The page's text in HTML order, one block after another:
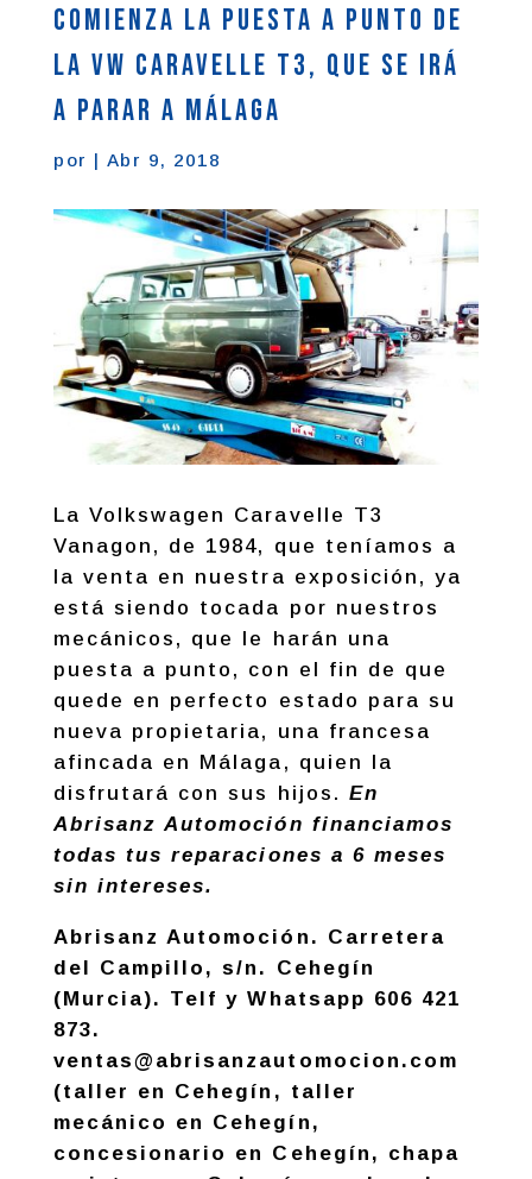
Comienza la puesta a punto de
la VW Caravelle T3, que se irá
a parar a Málaga
por | Abr 9, 2018
La Volkswagen Caravelle T3
Vanagon, de 1984, que teníamos a
la venta en nuestra exposición, ya
está siendo tocada por nuestros
mecánicos, que le harán una
puesta a punto, con el fin de que
quede en perfecto estado para su
nueva propietaria, una francesa
afincada en Málaga, quien la
disfrutará con sus hijos. En
Abrisanz Automoción financiamos
todas tus reparaciones a 6 meses
sin intereses.
Abrisanz Automoción. Carretera
del Campillo, s/n. Cehegín
(Murcia). Telf y Whatsapp 606 421
873.
ventas@abrisanzautomocion.com
(taller en Cehegín, taller
mecánico en Cehegín,
concesionario en Cehegín, chapa